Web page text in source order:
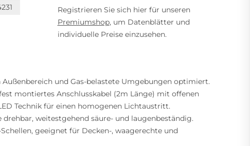
Registrieren Sie sich hier für unseren
Premiumshop, um Datenblätter und
individuelle Preise einzusehen.
und Gas-belastete Umgebungen optimiert.
montiertes Anschlusskabel (2m Länge) mit offenen
Technik für einen homogenen Lichtaustritt.
weitestgehend säure- und laugenbeständig.
geeignet für Decken-, waagerechte und